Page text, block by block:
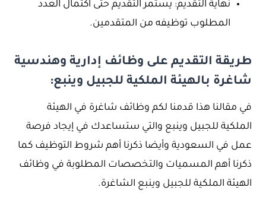
نهاية التقديم: يستمر التقديم حتى اكتمال العدد
المطلوب توظيفه من المتقدمين.
طريقة التقديم على وظائف إدارية وهندسية
شاغرة بالهيئة الملكية للجبيل وينبع:
في مقالنا هذا قدمنا لكم وظائف شاغرة في الهيئة
الملكية للجبيل وينبع والتي ستساعدك في إيجاد فرصة
عمل في السعودية وأيضا ذكرنا أهم شروط التوظيف كما
ذكرنا أهم المسميات والتخصصات المطلوبة في وظائف
الهيئة الملكية للجبيل وينبع الشاغرة.